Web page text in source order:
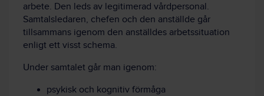
arbete. Den leds av legitimerad vårdpersonal.
Samtalsledaren, chefen och den anställde går
tillsammans igenom den anställdes arbetssituation
enligt ett visst schema.
Under samtalet går man igenom:
psykisk och kognitiv förmåga